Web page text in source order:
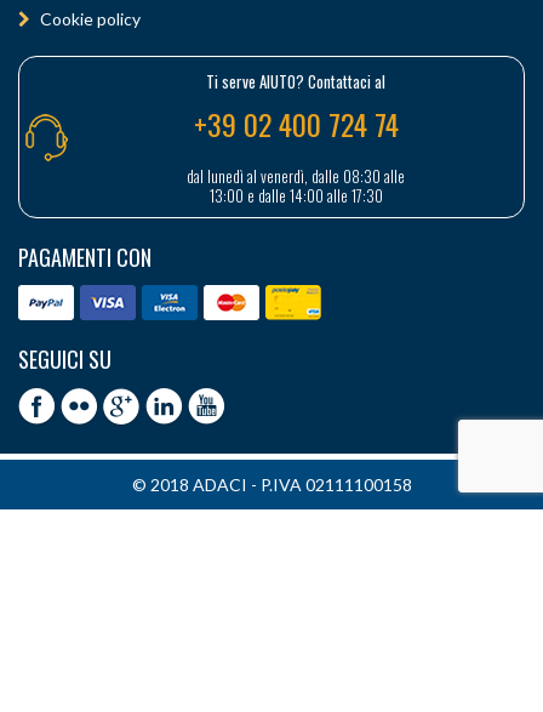
Cookie policy
Ti serve AIUTO? Contattaci al
+39 02 400 724 74
dal lunedì al venerdì, dalle 08:30 alle
13:00 e dalle 14:00 alle 17:30
PAGAMENTI CON
SEGUICI SU
© 2018 ADACI - P.IVA 02111100158